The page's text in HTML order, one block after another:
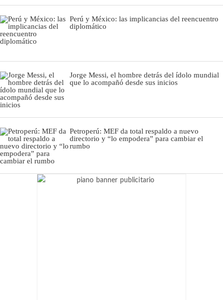
Perú y México: las implicancias del reencuentro
diplomático
Jorge Messi, el hombre detrás del ídolo mundial
que lo acompañó desde sus inicios
Petroperú: MEF da total respaldo a nuevo
directorio y “lo empodera” para cambiar el
rumbo